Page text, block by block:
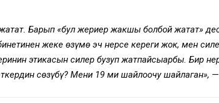
Барып «бул жериңер жакшы болбой жатат»
жеке өзүмө эч нерсе кереги жок, мен
этикасын силер бузуп жатпайсыңарбы. Бир
сөзүбү? Мени 19 миң шайлоочу шайлаган», —